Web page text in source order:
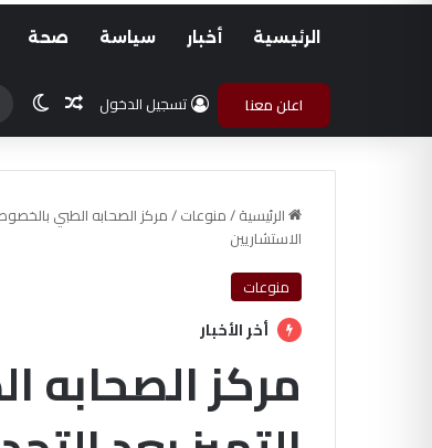
الرئيسية أخبار سياسة صحة
اعلن معنا تسجيل الدخول مقال
الرئيسية/منوعات/
الاستشاريين
منوعات
أخر الأخبار
مركز